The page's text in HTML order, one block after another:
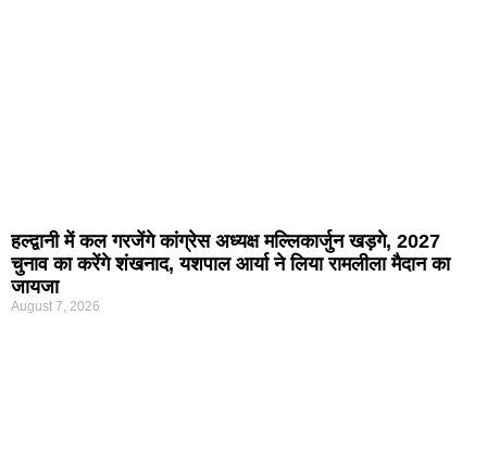
हल्द्वानी में कल गरजेंगे कांग्रेस अध्यक्ष मल्लिकार्जुन खड़गे, 2027
चुनाव का करेंगे शंखनाद, यशपाल आर्या ने लिया रामलीला मैदान का
जायजा
August 7, 2026